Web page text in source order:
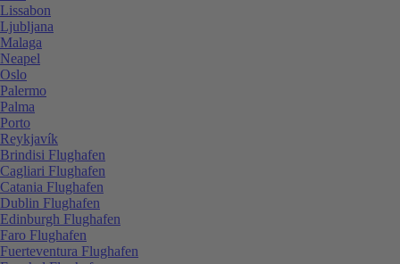
Lissabon
Ljubljana
Malaga
Neapel
Oslo
Palermo
Palma
Porto
Reykjavík
Brindisi Flughafen
Cagliari Flughafen
Catania Flughafen
Dublin Flughafen
Edinburgh Flughafen
Faro Flughafen
Fuerteventura Flughafen